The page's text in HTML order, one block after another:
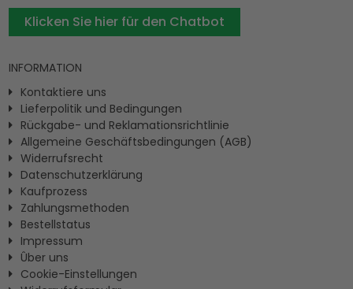
Klicken Sie hier für den Chatbot
INFORMATION
Kontaktiere uns
Lieferpolitik und Bedingungen
Rückgabe- und Reklamationsrichtlinie
Allgemeine Geschäftsbedingungen (AGB)
Widerrufsrecht
Datenschutzerklärung
Kaufprozess
Zahlungsmethoden
Bestellstatus
Impressum
Ûber uns
Cookie-Einstellungen